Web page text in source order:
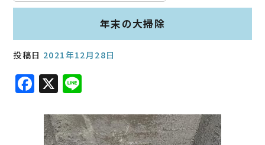
年末の大掃除
投稿日 2021年12月28日
F
a
c
X
e